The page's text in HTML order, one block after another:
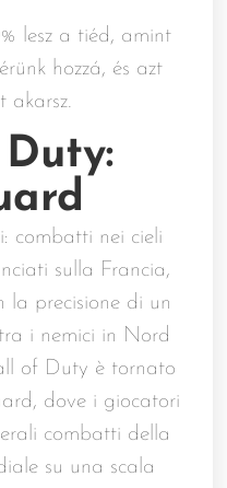
lesz a tiéd, amint
hozzá, és azt
akarsz.
combatti nei cieli
sulla Francia,
la precisione di un
i nemici in Nord
of Duty è tornato
dove i giocatori
combatti della
su una scala